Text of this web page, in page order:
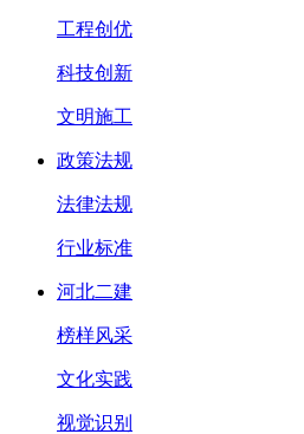
工程创优
科技创新
文明施工
政策法规
法律法规
行业标准
河北二建
榜样风采
文化实践
视觉识别